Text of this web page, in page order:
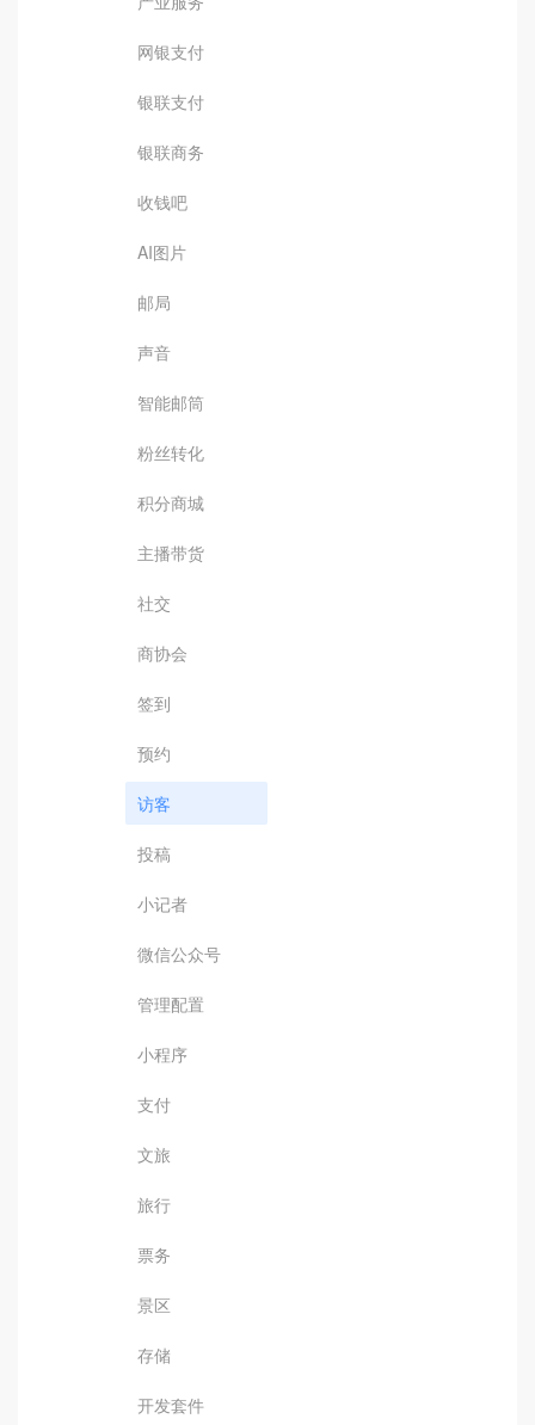
网银支付
银联支付
银联商务
收钱吧
AI图片
邮局
声音
智能邮筒
粉丝转化
积分商城
主播带货
社交
商协会
签到
预约
访客
投稿
小记者
微信公众号
管理配置
小程序
支付
文旅
旅行
票务
景区
存储
开发套件